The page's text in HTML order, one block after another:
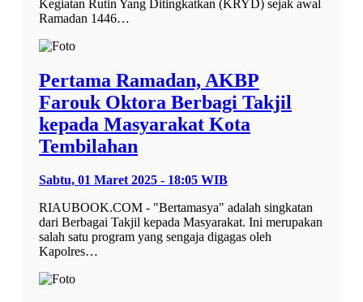
Kegiatan Rutin Yang Ditingkatkan (KRYD) sejak awal
Ramadan 1446…
Pertama Ramadan, AKBP
Farouk Oktora Berbagi Takjil
kepada Masyarakat Kota
Tembilahan
Sabtu, 01 Maret 2025 - 18:05 WIB
RIAUBOOK.COM - "Bertamasya" adalah singkatan
dari Berbagai Takjil kepada Masyarakat. Ini merupakan
salah satu program yang sengaja digagas oleh
Kapolres…